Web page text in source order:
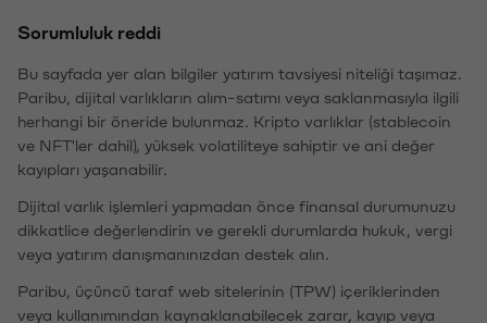
Sorumluluk reddi
Bu sayfada yer alan bilgiler yatırım tavsiyesi niteliği taşımaz.
Paribu, dijital varlıkların alım-satımı veya saklanmasıyla ilgili
herhangi bir öneride bulunmaz. Kripto varlıklar (stablecoin
ve NFT'ler dahil), yüksek volatiliteye sahiptir ve ani değer
kayıpları yaşanabilir.
Dijital varlık işlemleri yapmadan önce finansal durumunuzu
dikkatlice değerlendirin ve gerekli durumlarda hukuk, vergi
veya yatırım danışmanınızdan destek alın.
Paribu, üçüncü taraf web sitelerinin (TPW) içeriklerinden
veya kullanımından kaynaklanabilecek zarar, kayıp veya